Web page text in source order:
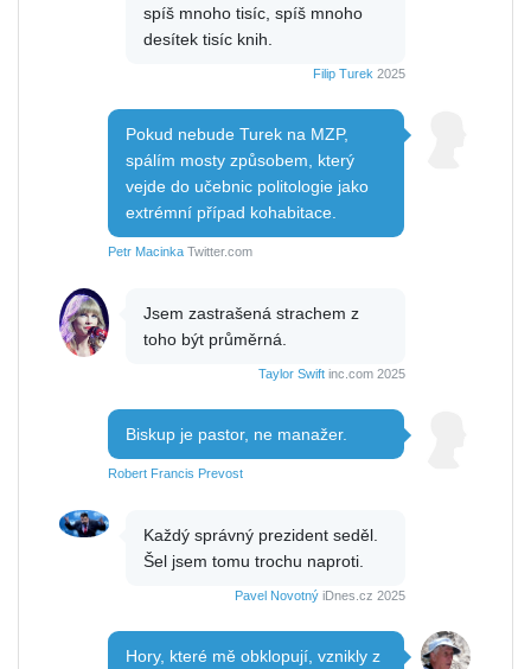
spíš mnoho tisíc, spíš mnoho
desítek tisíc knih.
Filip Turek 2025
Pokud nebude Turek na MZP,
spálím mosty způsobem, který
vejde do učebnic politologie jako
extrémní případ kohabitace.
Petr Macinka Twitter.com
Jsem zastrašená strachem z
toho být průměrná.
Taylor Swift inc.com 2025
Biskup je pastor, ne manažer.
Robert Francis Prevost
Každý správný prezident seděl.
Šel jsem tomu trochu naproti.
Pavel Novotný iDnes.cz 2025
Hory, které mě obklopují, vznikly z